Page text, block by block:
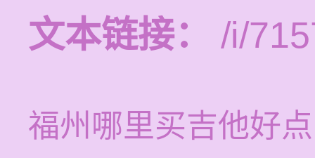
文本链接：
/i/
福州哪里买吉他好